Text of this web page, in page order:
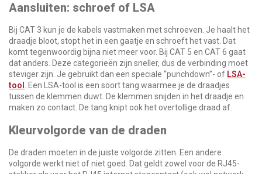
Aansluiten: schroef of LSA
Bij CAT 3 kun je de kabels vastmaken met schroeven. Je haalt het
draadje bloot, stopt het in een gaatje en schroeft het vast. Dat
komt tegenwoordig bijna niet meer voor. Bij CAT 5 en CAT 6 gaat
dat anders. Deze categorieën zijn sneller, dus de verbinding moet
steviger zijn. Je gebruikt dan een speciale “punchdown”- of LSA-
tool . Een LSA-tool is een soort tang waarmee je de draadjes
tussen de klemmen duwt. De klemmen snijden in het draadje en
maken zo contact. De tang knipt ook het overtollige draad af.
Kleurvolgorde van de draden
De draden moeten in de juiste volgorde zitten. Een andere
volgorde werkt niet of niet goed. Dat geldt zowel voor de RJ45-